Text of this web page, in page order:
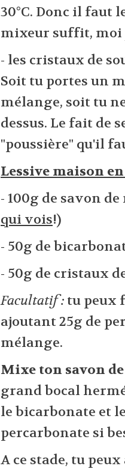
30°C. Donc il
mixeur suffit, moi
- les cristaux de
Soit tu portes un
mélange, soit tu
dessus. Le fait de
"poussière" qu'il
Lessive maison
- 100g de savon
qui vois!)
- 50g de
- 50g de cristaux
Facultatif : tu peux
ajoutant 25g de
mélange.
Mixe ton savon
grand bocal
le bicarbonate et
percarbonate si
A ce stade, tu